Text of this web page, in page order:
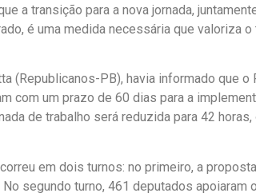
a transição para a nova jornada,
é uma medida necessária que valoriza o
(Republicanos-PB), havia informado que o
com um prazo de 60 dias para a
de trabalho será reduzida para 42 horas,
em dois turnos: no primeiro, a
segundo turno, 461 deputados apoiaram